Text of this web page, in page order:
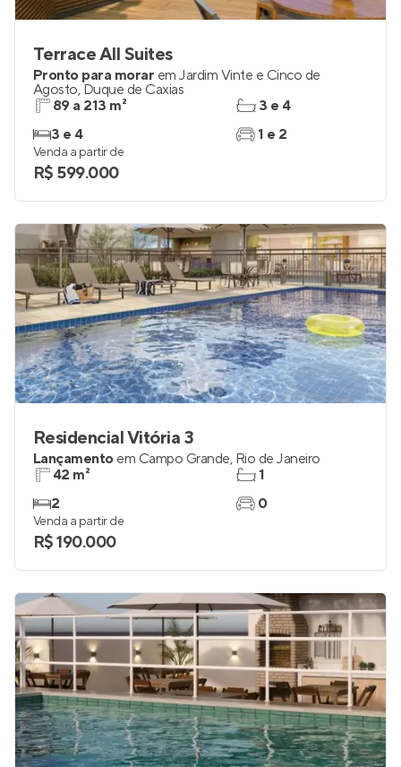
Terrace All Suites
Pronto para morar em Jardim Vinte e Cinco de
Agosto, Duque de Caxias
89 a 213 m²
3 e 4
3 e 4
1 e 2
Venda a partir de
R$ 599.000
Residencial Vitória 3
Lançamento em Campo Grande, Rio de Janeiro
42 m²
2
1
0
Venda a partir de
R$ 190.000